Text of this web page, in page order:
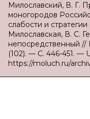
Милославский, В. Г.
моногородов
слабости и
Милославская, В. С.
непосредственный
(102). — С. 446-451. —
https://moluch.ru/